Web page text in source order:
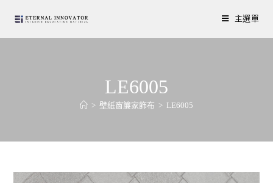
主選單
LE6005
> 壁紙窗簾家飾布 > LE6005